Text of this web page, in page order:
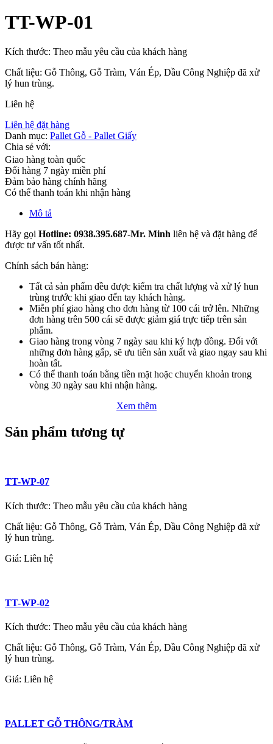
TT-WP-01
Kích thước: Theo mẫu yêu cầu của khách hàng
Chất liệu: Gỗ Thông, Gỗ Tràm, Ván Ép, Dầu Công Nghiệp đã xử
lý hun trùng.
Liên hệ
Liên hệ đặt hàng
Danh mục: Pallet Gỗ - Pallet Giấy
Chia sẻ với:
Giao hàng toàn quốc
Đổi hàng 7 ngày miền phí
Đảm bảo hàng chính hãng
Có thể thanh toán khi nhận hàng
Mô tả
Hãy gọi Hotline: 0938.395.687-Mr. Minh liên hệ và đặt hàng để
được tư vấn tốt nhất.
Chính sách bán hàng:
Tất cả sản phẩm đều được kiểm tra chất lượng và xử lý hun
trùng trước khi giao đến tay khách hàng.
Miễn phí giao hàng cho đơn hàng từ 100 cái trở lên. Những
đơn hàng trên 500 cái sẽ được giảm giá trực tiếp trên sản
phẩm.
Giao hàng trong vòng 7 ngày sau khi ký hợp đồng. Đối với
những đơn hàng gấp, sẽ ưu tiên sản xuất và giao ngay sau khi
hoàn tất.
Có thể thanh toán bằng tiền mặt hoặc chuyển khoản trong
vòng 30 ngày sau khi nhận hàng.
Xem thêm
Sản phẩm tương tự
TT-WP-07
Kích thước: Theo mẫu yêu cầu của khách hàng
Chất liệu: Gỗ Thông, Gỗ Tràm, Ván Ép, Dầu Công Nghiệp đã xử
lý hun trùng.
Giá: Liên hệ
TT-WP-02
Kích thước: Theo mẫu yêu cầu của khách hàng
Chất liệu: Gỗ Thông, Gỗ Tràm, Ván Ép, Dầu Công Nghiệp đã xử
lý hun trùng.
Giá: Liên hệ
PALLET GỖ THÔNG/TRÀM